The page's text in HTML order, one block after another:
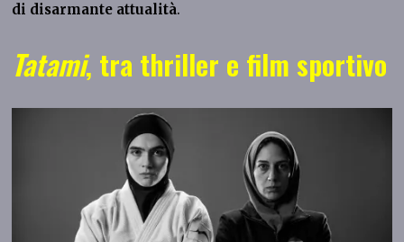
di disarmante attualità.
Tatami, tra thriller e film sportivo